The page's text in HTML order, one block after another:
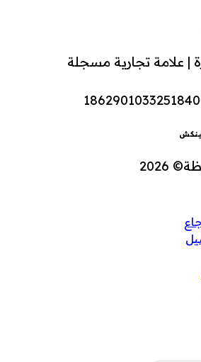
| علامة تجارية مسجلة